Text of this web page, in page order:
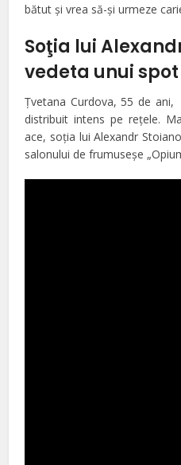
bătut şi vrea să-şi urmeze
Soţia lui
vedeta unui
Ţvetana Curdova, 55 de
distribuit intens pe reţele.
ace, soţia lui Alexandr
salonului de frumuseşe